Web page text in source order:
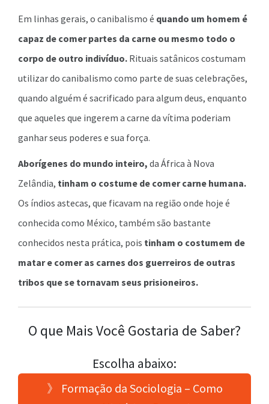
Em linhas gerais, o canibalismo é quando um homem é
capaz de comer partes da carne ou mesmo todo o
corpo de outro indivíduo. Rituais satânicos costumam
utilizar do canibalismo como parte de suas celebrações,
quando alguém é sacrificado para algum deus, enquanto
que aqueles que ingerem a carne da vítima poderiam
ganhar seus poderes e sua força.
Aborígenes do mundo inteiro, da África à Nova
Zelândia, tinham o costume de comer carne humana.
Os índios astecas, que ficavam na região onde hoje é
conhecida como México, também são bastante
conhecidos nesta prática, pois tinham o costumem de
matar e comer as carnes dos guerreiros de outras
tribos que se tornavam seus prisioneiros.
O que Mais Você Gostaria de Saber?
Escolha abaixo:
》 Formação da Sociologia – Como